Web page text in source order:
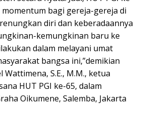
bagi gereja-gereja di
diri dan keberadaannya
kemungkinan baru ke
dalam melayani umat
bangsa ini,”demikian
S.E., M.M., ketua
HUT PGI ke-65, dalam
Oikumene, Salemba, Jakarta